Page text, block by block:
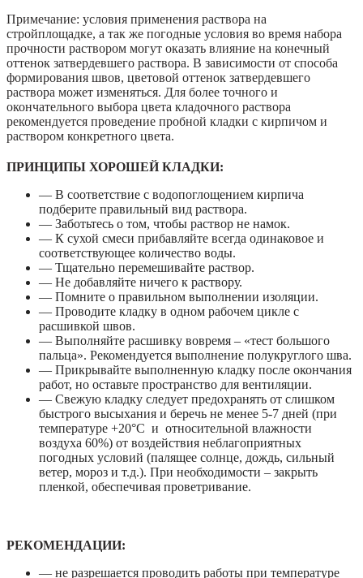
Примечание: условия применения раствора на
стройплощадке, а так же погодные условия во время набора
прочности раствором могут оказать влияние на конечный
оттенок затвердевшего раствора. В зависимости от способа
формирования швов, цветовой оттенок затвердевшего
раствора может изменяться. Для более точного и
окончательного выбора цвета кладочного раствора
рекомендуется проведение пробной кладки с кирпичом и
раствором конкретного цвета.
ПРИНЦИПЫ ХОРОШЕЙ КЛАДКИ:
— В соответствие с водопоглощением кирпича
подберите правильный вид раствора.
— Заботьтесь о том, чтобы раствор не намок.
— К сухой смеси прибавляйте всегда одинаковое и
соответствующее количество воды.
— Тщательно перемешивайте раствор.
— Не добавляйте ничего к раствору.
— Помните о правильном выполнении изоляции.
— Проводите кладку в одном рабочем цикле с
расшивкой швов.
— Выполняйте расшивку вовремя – «тест большого
пальца». Рекомендуется выполнение полукруглого шва.
— Прикрывайте выполненную кладку после окончания
работ, но оставьте пространство для вентиляции.
— Свежую кладку следует предохранять от слишком
быстрого высыхания и беречь не менее 5-7 дней (при
температуре +20°С и относительной влажности
воздуха 60%) от воздействия неблагоприятных
погодных условий (палящее солнце, дождь, сильный
ветер, мороз и т.д.). При необходимости – закрыть
пленкой, обеспечивая проветривание.
РЕКОМЕНДАЦИИ:
— не разрешается проводить работы при температуре